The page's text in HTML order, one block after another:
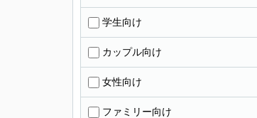
学生向け
カップル向け
女性向け
ファミリー向け